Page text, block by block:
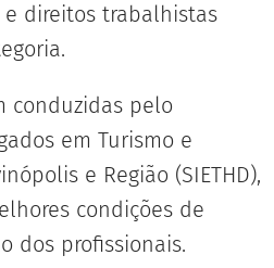
direitos trabalhistas
conduzidas pelo
em Turismo e
e Região (SIETHD),
condições de
dos profissionais.